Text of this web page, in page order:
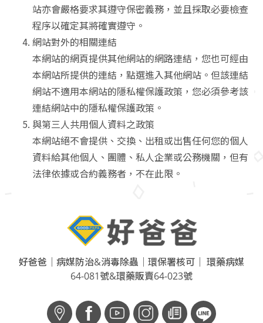
站亦會嚴格要求其遵守保密義務，並且採取必要檢查
程序以確定其將確實遵守。
網站對外的相關連結
本網站的網頁提供其他網站的網路連結，您也可經由
本網站所提供的連結，點選進入其他網站。但該連結
網站不適用本網站的隱私權保護政策，您必須參考該
連結網站中的隱私權保護政策。
與第三人共用個人資料之政策
本網站絕不會提供、交換、出租或出售任何您的個人
資料給其他個人、團體、私人企業或公務機關，但有
法律依據或合約義務者，不在此限。
好爸爸｜病媒防治&消毒除蟲｜環保署核可｜ 環藥病媒
64-081號&環藥販賣64-023號
f